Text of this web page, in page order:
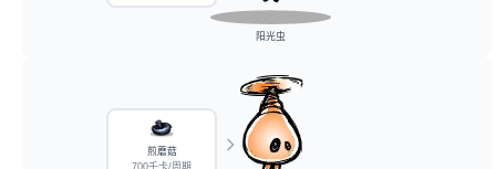
阳光虫
煎蘑菇
700千卡/周期